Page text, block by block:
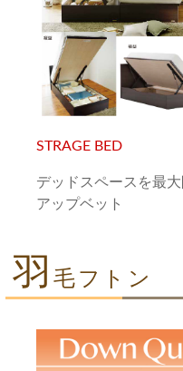
STRAGE BED
デッドスペースを最
アップベット
羽毛フトン